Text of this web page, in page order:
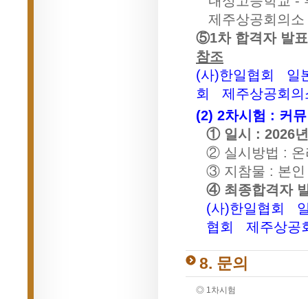
제주상공회의소
⑤1차 합격자 발
참조
(사)한일협회
일
회
제주상공회의
(2) 2차시험 : 커
① 일시 : 2026
② 실시방법 : 온
③ 지참물 : 본
④ 최종합격자
(사)한일협회
협회
제주상공
8. 문의
◎ 1차시험